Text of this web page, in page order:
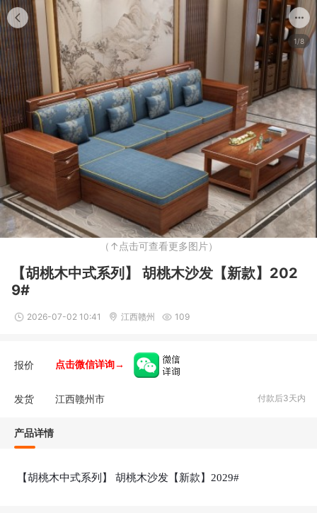
1/8
（↑点击可查看更多图片）
【胡桃木中式系列】 胡桃木沙发【新款】202
9#
2026-07-02 10:41 江西赣州 109
报价 点击微信详询→
发货 江西赣州市 付款后3天内
产品详情
【胡桃木中式系列】 胡桃木沙发【新款】2029#